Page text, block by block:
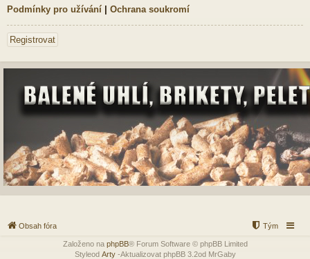
Podmínky pro užívání | Ochrana soukromí
Registrovat
Obsah fóra Tým
Založeno na phpBB® Forum Software © phpBB Limited
Styleod Arty-Aktualizovat phpBB 3.2od MrGaby